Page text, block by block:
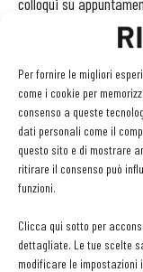
Per fornire le migliori
come i cookie per
consenso a queste
dati personali come il
questo sito e di mostrare
ritirare il consenso può
funzioni.
Clicca qui sotto per
dettagliate. Le tue scelte
modificare le impostazioni
l’incontro con le
presso il Welcome
Per gli interessati,
il consiglio è di fare
In ogni caso, nell’area
gratuiti come
forniranno consigli